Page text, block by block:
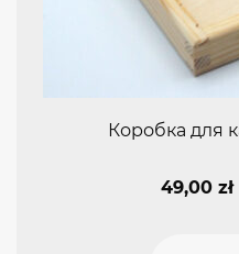
Коробка для
49,00 zł